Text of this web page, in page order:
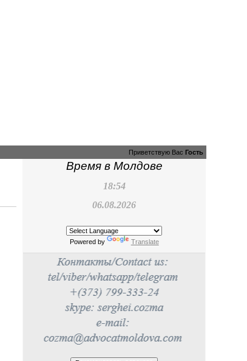
Приветствую Вас Гость
Время в Молдове
18:54
06.08.2026
Powered by Translate